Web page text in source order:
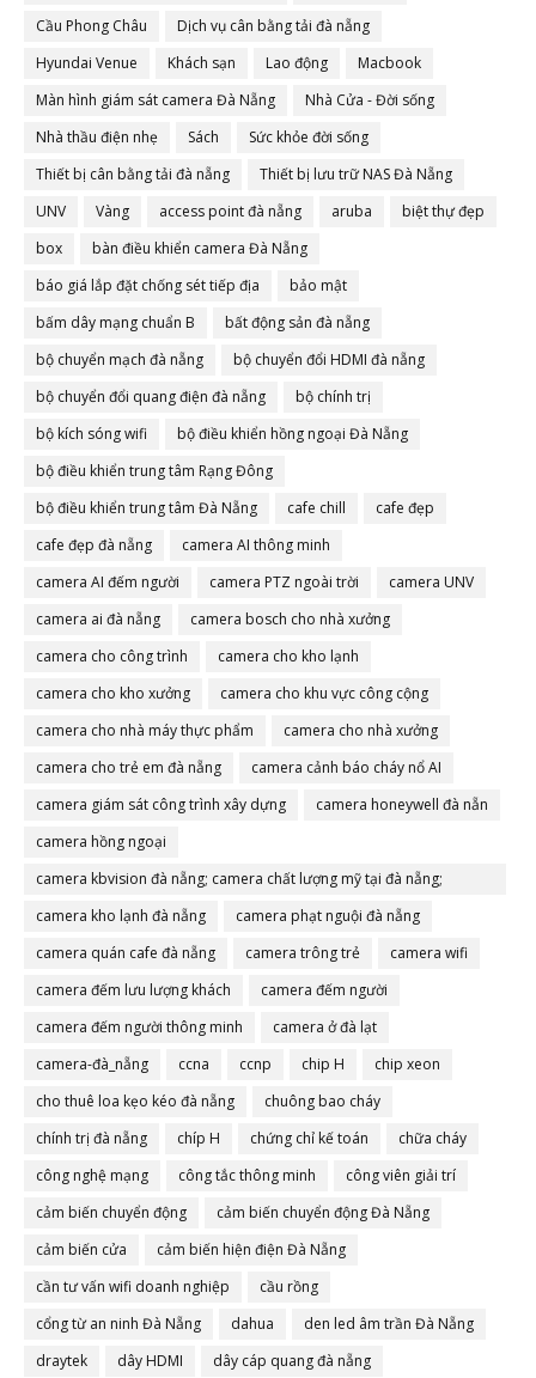
Cầu Phong Châu
Dịch vụ cân bằng tải đà nẵng
Hyundai Venue
Khách sạn Lao động
Macbook
Màn hình giám sát camera Đà Nẵng
Nhà Cửa - Đời sống
Nhà thầu điện nhẹ
Sách
Sức khỏe đời sống
Thiết bị cân bằng tải đà nẵng
Thiết bị lưu trữ NAS Đà Nẵng
UNV
Vàng access point đà nẵng aruba
biệt thự đẹp
box
bàn điều khiển camera Đà Nẵng
báo giá lắp đặt chống sét tiếp địa
bảo mật
bấm dây mạng chuẩn B
bất động sản đà nẵng
bộ chuyển mạch đà nẵng
bộ chuyển đổi HDMI đà nẵng
bộ chuyển đổi quang điện đà nẵng
bộ chính trị
bộ kích sóng wifi
bộ điều khiển hồng ngoại Đà Nẵng
bộ điều khiển trung tâm Rạng Đông
bộ điều khiển trung tâm Đà Nẵng
cafe chill
cafe đẹp
cafe đẹp đà nẵng
camera AI thông minh
camera AI đếm người
camera PTZ ngoài trời
camera UNV
camera ai đà nẵng
camera bosch cho nhà xưởng
camera cho công trình
camera cho kho lạnh
camera cho kho xưởng
camera cho khu vực công cộng
camera cho nhà máy thực phẩm
camera cho nhà xưởng
camera cho trẻ em đà nẵng
camera cảnh báo cháy nổ AI
camera giám sát công trình xây dựng
camera honeywell đà nẵn
camera hồng ngoại
camera kbvision đà nẵng; camera chất lượng mỹ tại đà nẵng;
camera đà nẵng
camera kho lạnh đà nẵng
camera phạt nguội đà nẵng
camera quán cafe đà nẵng
camera trông trẻ
camera wifi
camera đếm lưu lượng khách
camera đếm người
camera đếm người thông minh
camera ở đà lạt
camera-đà_nẵng
ccna ccnp chip H
chip xeon
cho thuê loa kẹo kéo đà nẵng
chuông bao cháy
chính trị đà nẵng
chíp H chứng chỉ kế toán
chữa cháy
công nghệ mạng
công tắc thông minh
công viên giải trí
cảm biến chuyển động
cảm biến chuyển động Đà Nẵng
cảm biến cửa
cảm biến hiện điện Đà Nẵng
cần tư vấn wifi doanh nghiệp
cầu rồng
cổng từ an ninh Đà Nẵng
dahua
den led âm trần Đà Nẵng
draytek
dây HDMI dây cáp quang đà nẵng